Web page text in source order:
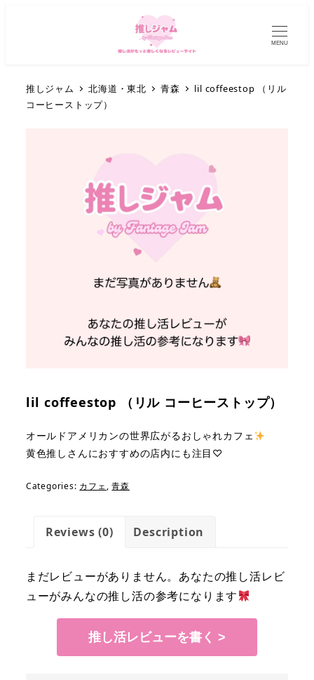
MENU
推しジャム 北海道・東北 青森
lil coffeestop （リル
コーヒーストップ）
lil coffeestop （リル コーヒーストップ）
オールドアメリカンの世界広がるおしゃれカフェ
黄色推しさんにおすすめの店内にも注目♡
Categories: カフェ,青森
Reviews (0) Description
まだレビューがありません。あなたの推し活レビ
ューがみんなの推し活の参考になります
推し活レビューを書く >